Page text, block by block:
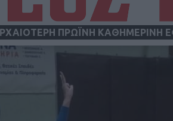
ΠΡΩΪΝΗ ΚΑΘΗΜΕΡΙΝΗ